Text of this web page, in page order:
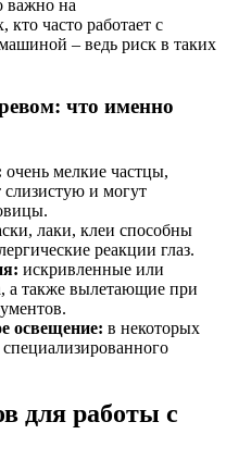
важно на
часто работает с
– ведь риск в таких
что именно
очень мелкие частцы,
слизистую и могут
лаки, клеи способны
реакции глаз.
искривленные или
а также вылетающие при
освещение: в некоторых
для работы с